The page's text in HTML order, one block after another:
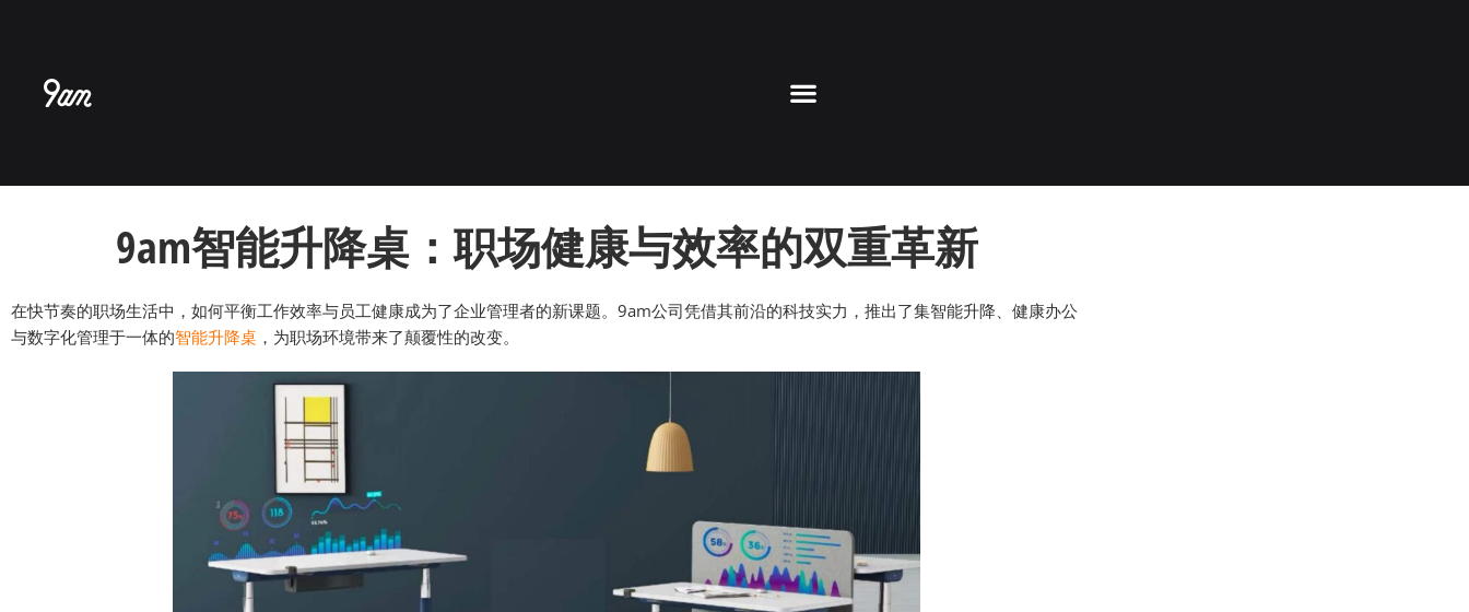
9am智能升降桌：职场健康与效率的双重革新
在快节奏的职场生活中，如何平衡工作效率与员工健康成为了企业管理者的新课题。9am公司凭借其前沿的科技实力，推出了集智能升降、健康办公
与数字化管理于一体的智能升降桌 ，为职场环境带来了颠覆性的改变。